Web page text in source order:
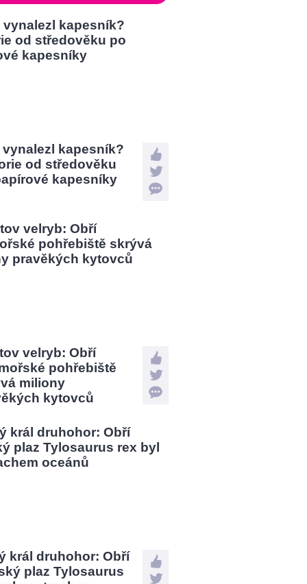
vynalezl kapesník?
od středověku
kapesníky
velryb: Obří
pohřebiště
miliony
kytovců
král druhohor: Obří
plaz Tylosaurus